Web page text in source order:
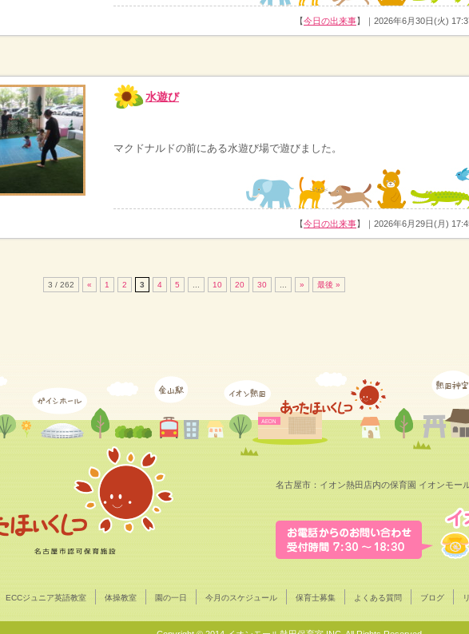
【今日の出来事】｜2026年6月30日(火)
水遊び
マクドナルドの前にある水遊び場で遊びました。
【今日の出来事】｜2026年6月29日(月)
3 / 262 « 1 2 3 4 5 10 20 30 » 最後 »
名古屋市：イオン熱田店内の保育園 イオンモー
ECCジュニア英語教室 体操教室 園の一日 今月のスケジュール 保育士募集 よくある質問 ブログ